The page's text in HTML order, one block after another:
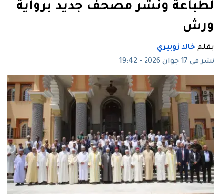
لطباعة ونشر مصحف جديد برواية
ورش
بقلم خالد زوبيري
نشر في 17 جوان 2026 - 19:42